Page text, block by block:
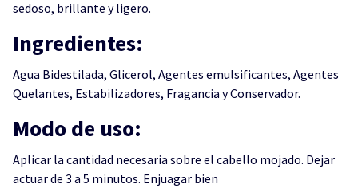
sedoso, brillante y ligero.
Ingredientes:
Agua Bidestilada, Glicerol, Agentes emulsificantes, Agentes
Quelantes, Estabilizadores, Fragancia y Conservador.
Modo de uso:
Aplicar la cantidad necesaria sobre el cabello mojado. Dejar
actuar de 3 a 5 minutos. Enjuagar bien